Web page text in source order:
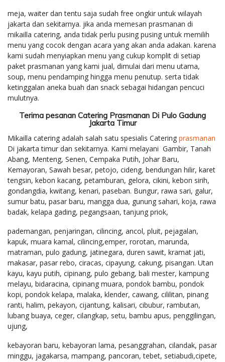
meja, waiter dan tentu saja sudah free ongkir untuk wilayah
jakarta dan sekitarnya. jika anda memesan prasmanan di
mikailla catering, anda tidak perlu pusing pusing untuk memilih
menu yang cocok dengan acara yang akan anda adakan. karena
kami sudah menyiapkan menu yang cukup komplit di setiap
paket prasmanan yang kami jual, dimulai dari menu utama,
soup, menu pendamping hingga menu penutup. serta tidak
ketinggalan aneka buah dan snack sebagai hidangan pencuci
mulutnya.
Terima pesanan Catering Prasmanan Di Pulo Gadung
Jakarta Timur
Mikailla catering adalah salah satu spesialis Catering prasmanan
Di jakarta timur dan sekitarnya. Kami melayani Gambir, Tanah
Abang, Menteng, Senen, Cempaka Putih, Johar Baru,
Kemayoran, Sawah besar, petojo, cideng, bendungan hilir, karet
tengsin, kebon kacang, petamburan, gelora, cikini, kebon sirih,
gondangdia, kwitang, kenari, paseban. Bungur, rawa sari, galur,
sumur batu, pasar baru, mangga dua, gunung sahari, koja, rawa
badak, kelapa gading, pegangsaan, tanjung priok,
pademangan, penjaringan, cilincing, ancol, pluit, pejagalan,
kapuk, muara kamal, cilincing,emper, rorotan, marunda,
matraman, pulo gadung, jatinegara, duren sawit, kramat jati,
makasar, pasar rebo, ciracas, cipayung, cakung, pisangan. Utan
kayu, kayu putih, cipinang, pulo gebang, bali mester, kampung
melayu, bidaracina, cipinang muara, pondok bambu, pondok
kopi, pondok kelapa, malaka, klender, cawang, cililitan, pinang
ranti, halim, pekayon, cijantung, kalisari, cibubur, rambutan,
lubang buaya, ceger, cilangkap, setu, bambu apus, penggilingan,
ujung,
kebayoran baru, kebayoran lama, pesanggrahan, cilandak, pasar
minggu, jagakarsa, mampang, pancoran, tebet, setiabudi,cipete,